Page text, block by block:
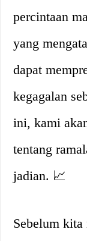
percintaan
yang
dapat
kegagalan
ini, kami
tentang
jadian. 📈
Sebelum kita